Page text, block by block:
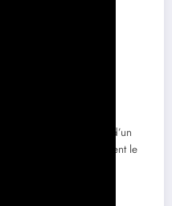
hangar
la rentabilité d’un
facteurs influencent le